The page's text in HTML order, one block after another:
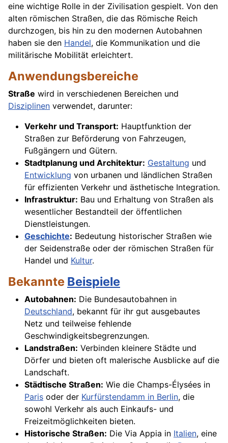
eine wichtige Rolle in der Zivilisation gespielt. Von den
alten römischen Straßen, die das Römische Reich
durchzogen, bis hin zu den modernen Autobahnen
haben sie den Handel, die Kommunikation und die
militärische Mobilität erleichtert.
Anwendungsbereiche
Straße wird in verschiedenen Bereichen und
Disziplinen verwendet, darunter:
Verkehr und Transport: Hauptfunktion der
Straßen zur Beförderung von Fahrzeugen,
Fußgängern und Gütern.
Stadtplanung und Architektur: Gestaltung und
Entwicklung von urbanen und ländlichen Straßen
für effizienten Verkehr und ästhetische Integration.
Infrastruktur: Bau und Erhaltung von Straßen als
wesentlicher Bestandteil der öffentlichen
Dienstleistungen.
Geschichte: Bedeutung historischer Straßen wie
der Seidenstraße oder der römischen Straßen für
Handel und Kultur.
Bekannte Beispiele
Autobahnen: Die Bundesautobahnen in
Deutschland, bekannt für ihr gut ausgebautes
Netz und teilweise fehlende
Geschwindigkeitsbegrenzungen.
Landstraßen: Verbinden kleinere Städte und
Dörfer und bieten oft malerische Ausblicke auf die
Landschaft.
Städtische Straßen: Wie die Champs-Élysées in
Paris oder der Kurfürstendamm in Berlin, die
sowohl Verkehr als auch Einkaufs- und
Freizeitmöglichkeiten bieten.
Historische Straßen: Die Via Appia in Italien, eine